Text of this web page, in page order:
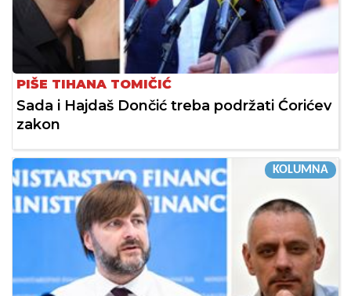
PIŠE TIHANA TOMIČIĆ
Sada i Hajdaš Dončić treba podržati Ćorićev
zakon
KOLUMNA